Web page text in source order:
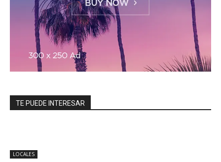
TE PUEDE INTERESAR